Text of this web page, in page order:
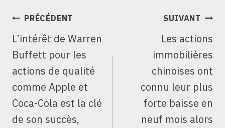
NAVIGATION
L’ARTICLE
PRÉCÉDENT
L’intérêt de Warren
Buffett pour les
actions de qualité
comme Apple et
Coca-Cola est la clé
de son succès,
SUIVANT
Les actions
immobilières
chinoises ont
connu leur plus
forte baisse en
neuf mois alors